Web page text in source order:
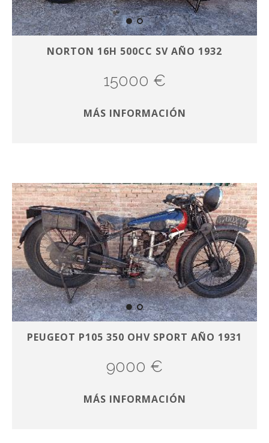
NORTON 16H 500CC SV AÑO 1932
15000 €
MÁS INFORMACIÓN
PEUGEOT P105 350 OHV SPORT AÑO 1931
9000 €
MÁS INFORMACIÓN